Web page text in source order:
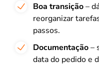
Boa transição–
reorganizar
passos.
Documentação–
data do pedido e